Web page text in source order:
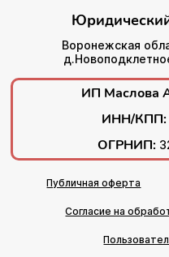
Воронежская
ИП Маслова
ИНН/КПП:
ОГРНИП:
Публичная оферта
Согласие на